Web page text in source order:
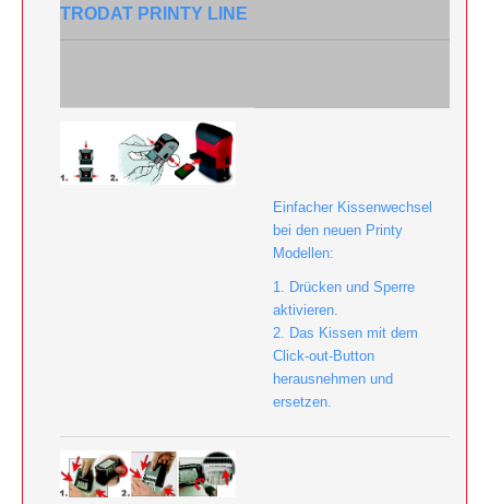
TRODAT PRINTY LINE
Einfacher Kissenwechsel
bei den neuen Printy
Modellen:
1. Drücken und Sperre
aktivieren.
2. Das Kissen mit dem
Click-out-Button
herausnehmen und
ersetzen.